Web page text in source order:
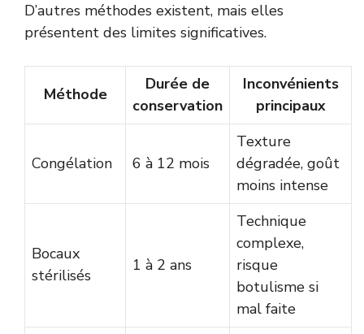
D’autres méthodes existent, mais elles
présentent des limites significatives.
Méthode
Durée de
conservation
Inconvénients
principaux
Congélation 6 à 12 mois
Texture
dégradée, goût
moins intense
Bocaux
stérilisés
1 à 2 ans
Technique
complexe,
risque
botulisme si
mal faite